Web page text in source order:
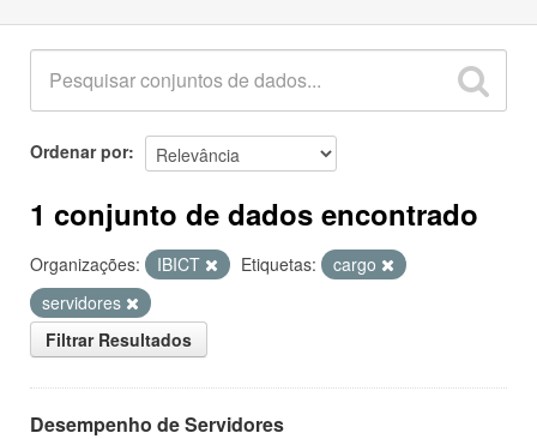
Ordenar por
1 conjunto de dados encontrado
Organizações: IBICT Etiquetas:
cargo
servidores
Filtrar Resultados
Desempenho de Servidores